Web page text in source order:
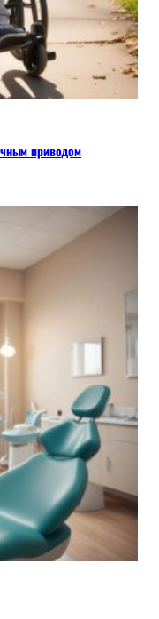
приводом